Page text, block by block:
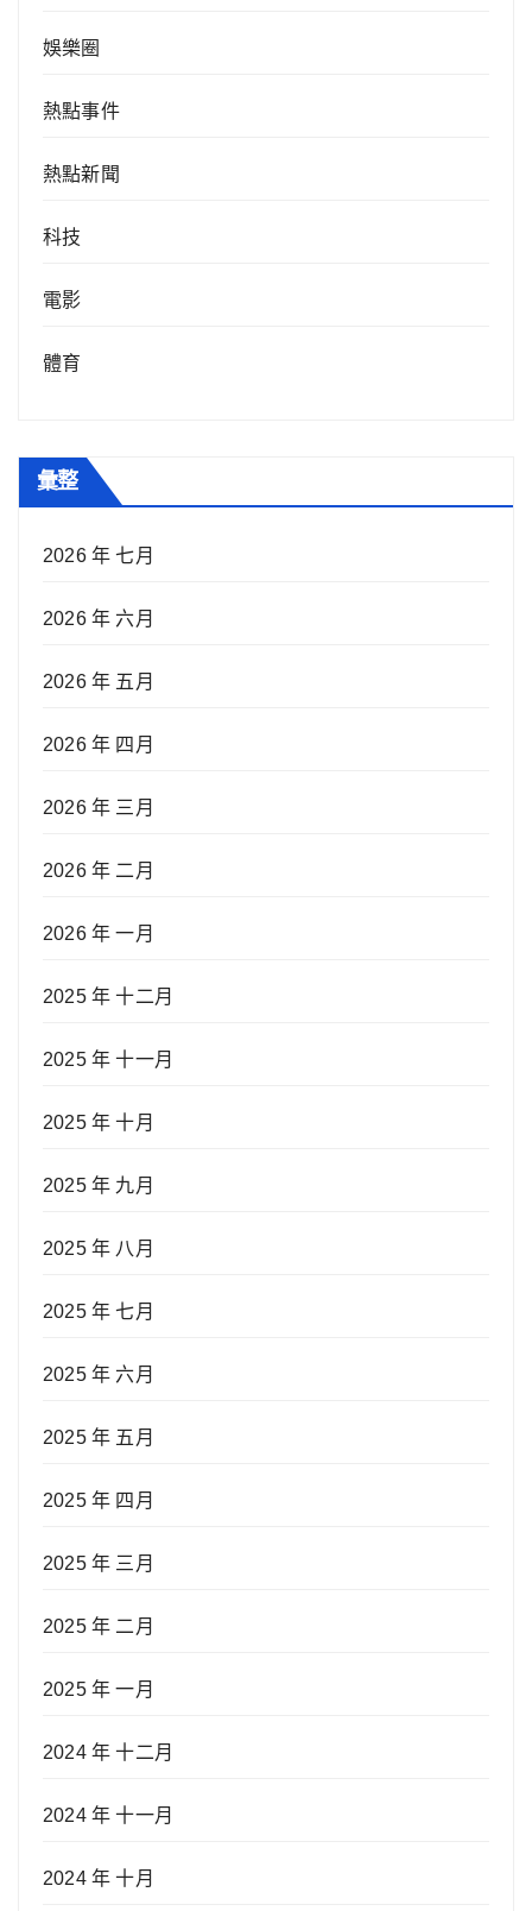
娛樂圈
熱點事件
熱點新聞
科技
電影
體育
彙整
2026 年 七月
2026 年 六月
2026 年 五月
2026 年 四月
2026 年 三月
2026 年 二月
2026 年 一月
2025 年 十二月
2025 年 十一月
2025 年 十月
2025 年 九月
2025 年 八月
2025 年 七月
2025 年 六月
2025 年 五月
2025 年 四月
2025 年 三月
2025 年 二月
2025 年 一月
2024 年 十二月
2024 年 十一月
2024 年 十月